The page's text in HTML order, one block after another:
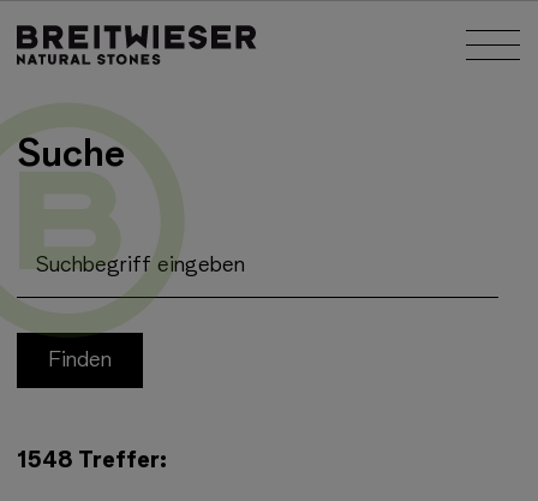
Springe zu:
Suche
Suchbegriff eingeben
1548 Treffer: